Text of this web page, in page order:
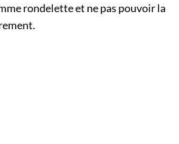
rondelette et ne pas pouvoir la